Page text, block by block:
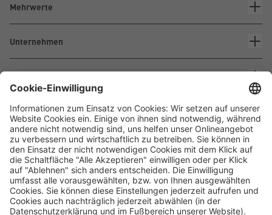
Mehrwerte
Unternehmen
Waskönig+Walter
Kabel-Werk GmbH u. Co. KG
Ostermoorstraße 77
26683 Saterland